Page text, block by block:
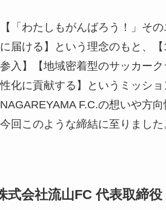
【「わたしもがんばろう！」そ
に届ける】という理念のもと、
参入】【地域密着型のサッカー
性化に貢献する】というミッシ
NAGAREYAMA F.C.の想いや方向
今回このような締結に至りました
式会社流山FC 代表取締役